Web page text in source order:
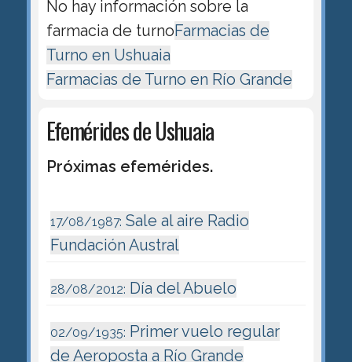
No hay información sobre la
farmacia de turnoFarmacias de
Turno en Ushuaia
Farmacias de Turno en Río Grande
Efemérides de Ushuaia
Próximas efemérides.
17/08/1987: Sale al aire Radio
Fundación Austral
28/08/2012: Día del Abuelo
02/09/1935: Primer vuelo regular
de Aeroposta a Río Grande